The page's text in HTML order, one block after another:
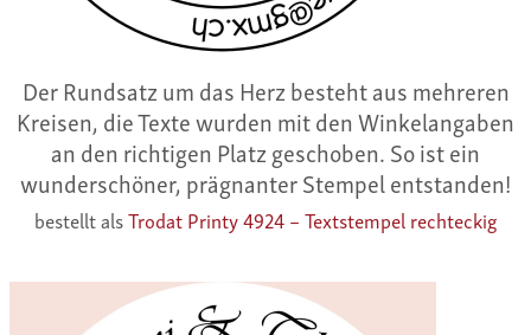
Der Rundsatz um das Herz besteht aus mehreren
Kreisen, die Texte wurden mit den Winkelangaben
an den richtigen Platz geschoben. So ist ein
wunderschöner, prägnanter Stempel entstanden!
bestellt alsTrodat Printy 4924 – Textstempel rechteckig